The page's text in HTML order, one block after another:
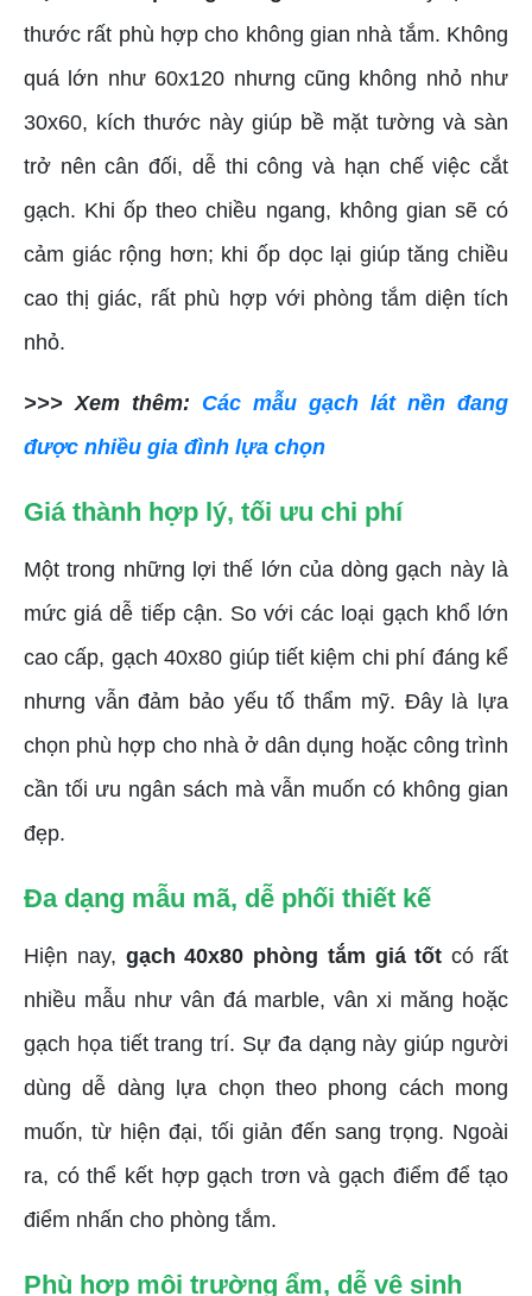
thước rất phù hợp cho không gian nhà tắm. Không
quá lớn như 60x120 nhưng cũng không nhỏ như
30x60, kích thước này giúp bề mặt tường và sàn
trở nên cân đối, dễ thi công và hạn chế việc cắt
gạch. Khi ốp theo chiều ngang, không gian sẽ có
cảm giác rộng hơn; khi ốp dọc lại giúp tăng chiều
cao thị giác, rất phù hợp với phòng tắm diện tích
nhỏ.
>>> Xem thêm: Các mẫu gạch lát nền đang
được nhiều gia đình lựa chọn
Giá thành hợp lý, tối ưu chi phí
Một trong những lợi thế lớn của dòng gạch này là
mức giá dễ tiếp cận. So với các loại gạch khổ lớn
cao cấp, gạch 40x80 giúp tiết kiệm chi phí đáng kể
nhưng vẫn đảm bảo yếu tố thẩm mỹ. Đây là lựa
chọn phù hợp cho nhà ở dân dụng hoặc công trình
cần tối ưu ngân sách mà vẫn muốn có không gian
đẹp.
Đa dạng mẫu mã, dễ phối thiết kế
Hiện nay, gạch 40x80 phòng tắm giá tốt có rất
nhiều mẫu như vân đá marble, vân xi măng hoặc
gạch họa tiết trang trí. Sự đa dạng này giúp người
dùng dễ dàng lựa chọn theo phong cách mong
muốn, từ hiện đại, tối giản đến sang trọng. Ngoài
ra, có thể kết hợp gạch trơn và gạch điểm để tạo
điểm nhấn cho phòng tắm.
Phù hợp môi trường ẩm, dễ vệ sinh